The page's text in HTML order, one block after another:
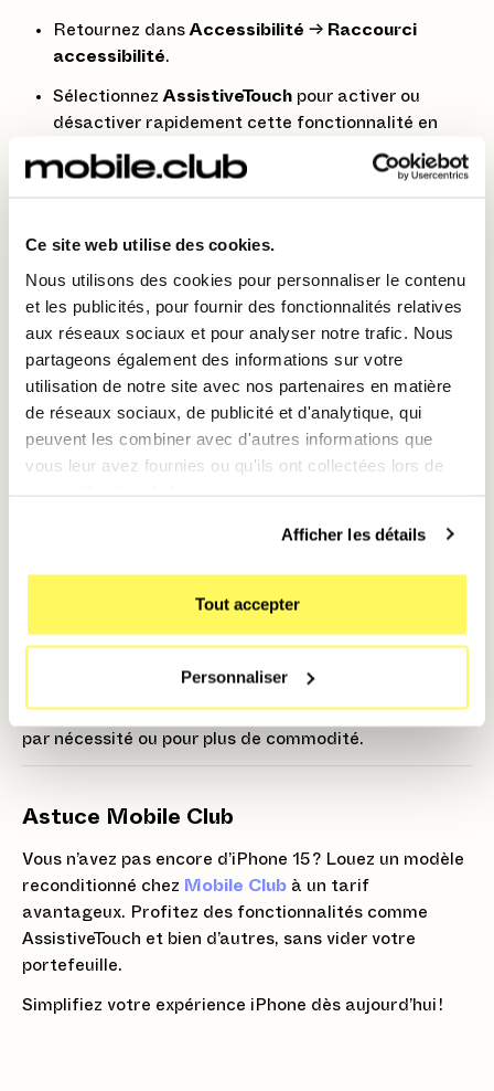
Ce site web utilise des cookies.
Nous utilisons des cookies pour personnaliser le contenu
et les publicités, pour fournir des fonctionnalités relatives
aux réseaux sociaux et pour analyser notre trafic. Nous
partageons également des informations sur votre
utilisation de notre site avec nos partenaires en matière
de réseaux sociaux, de publicité et d'analytique, qui
peuvent les combiner avec d'autres informations que
vous leur avez fournies ou qu'ils ont collectées lors de
Afficher les détails
Tout accepter
Personnaliser
Retournez dans Accessibilité → Raccourci
accessibilité.
Sélectionnez AssistiveTouch pour activer ou
désactiver rapidement cette fonctionnalité en
appuyant trois fois sur le bouton latéral.
Captures d’écran simplifiées: Configurez une
action pour capturer l’écran en un seul appui.
Avec l’iPhone 15, la personnalisation d’AssistiveTouch
Pro. Vous bénéficiez d’une réponse rapide et d’un
usage optimisé, que vous utilisiez cette fonctionnalité
par nécessité ou pour plus de commodité.
Astuce Mobile Club
Vous n’avez pas encore d’iPhone 15 ? Louez un modèle
reconditionné chez Mobile Club à un tarif
avantageux. Profitez des fonctionnalités comme
AssistiveTouch et bien d’autres, sans vider votre
portefeuille.
Simplifiez votre expérience iPhone dès aujourd’hui !